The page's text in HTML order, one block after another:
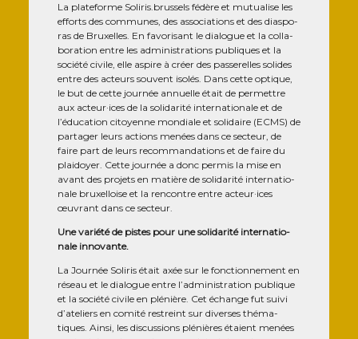
La pla­te­forme Soli​ris​.brus​sels fédère et mutua­lise les
efforts des com­munes, des asso­cia­tions et des dia­spo­
ras de Bruxelles. En favo­ri­sant le dia­logue et la col­la­
bo­ra­tion entre les admi­nis­tra­tions publiques et la
socié­té civile, elle aspire à créer des pas­se­relles solides
entre des acteurs sou­vent iso­lés. Dans cette optique,
le but de cette jour­née annuelle était de per­mettre
aux acteur·ices de la soli­da­ri­té inter­na­tio­nale et de
l’éducation citoyenne mon­diale et soli­daire (ECMS) de
par­ta­ger leurs actions menées dans ce sec­teur, de
faire part de leurs recom­man­da­tions et de faire du
plai­doyer. Cette jour­née a donc per­mis la mise en
avant des pro­jets en matière de soli­da­ri­té inter­na­tio­
nale bruxel­loise et la ren­contre entre acteur·ices
œuvrant dans ce secteur.
Une varié­té de pistes pour une soli­da­ri­té inter­na­tio­
nale innovante.
La Jour­née Soli­ris était axée sur le fonc­tion­ne­ment en
réseau et le dia­logue entre l’administration publique
et la socié­té civile en plé­nière. Cet échange fut sui­vi
d’ateliers en comi­té res­treint sur diverses thé­ma­
tiques. Ain­si, les dis­cus­sions plé­nières étaient menées